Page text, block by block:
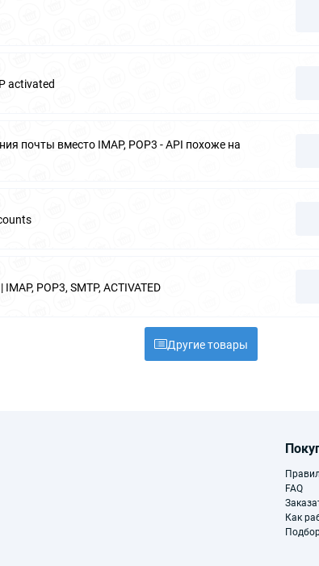
activated
почты вместо IMAP, POP3 - API похоже на
POP3, SMTP, ACTIVATED
Другие товары
FAQ
Как